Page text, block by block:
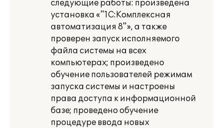
следующие работы: произведена
установка «"1С:Комплексная
автоматизация 8"», а также
проверен запуск исполняемого
файла системы на всех
компьютерах; произведено
обучение пользователей режимам
запуска системы и настроены
права доступа к информационной
базе; проведено обучение
процедуре ввода новых